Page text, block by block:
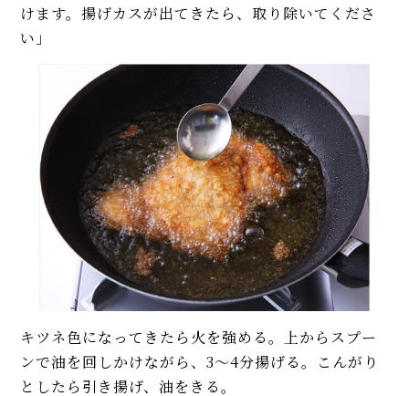
けます。揚げカスが出てきたら、取り除いてくださ
い」
キツネ色になってきたら火を強める。上からスプー
ンで油を回しかけながら、3～4分揚げる。こんがり
としたら引き揚げ、油をきる。